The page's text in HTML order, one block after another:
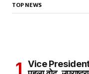
TOP NEWS
Vice President